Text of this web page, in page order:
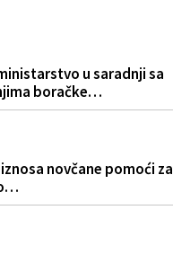
u saradnji sa
boračke…
novčane pomoći za